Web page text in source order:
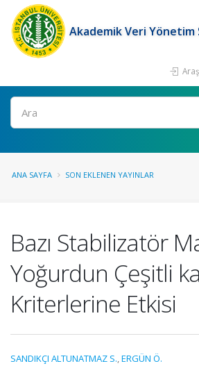
Akademik Veri Yönetim
Ara
ANA SAYFA SON EKLENEN YAYINLAR
Bazı Stabilizatör
Yoğurdun Çeşitli
Kriterlerine Etkisi
SANDIKÇI ALTUNATMAZ S.,ERGÜN Ö.